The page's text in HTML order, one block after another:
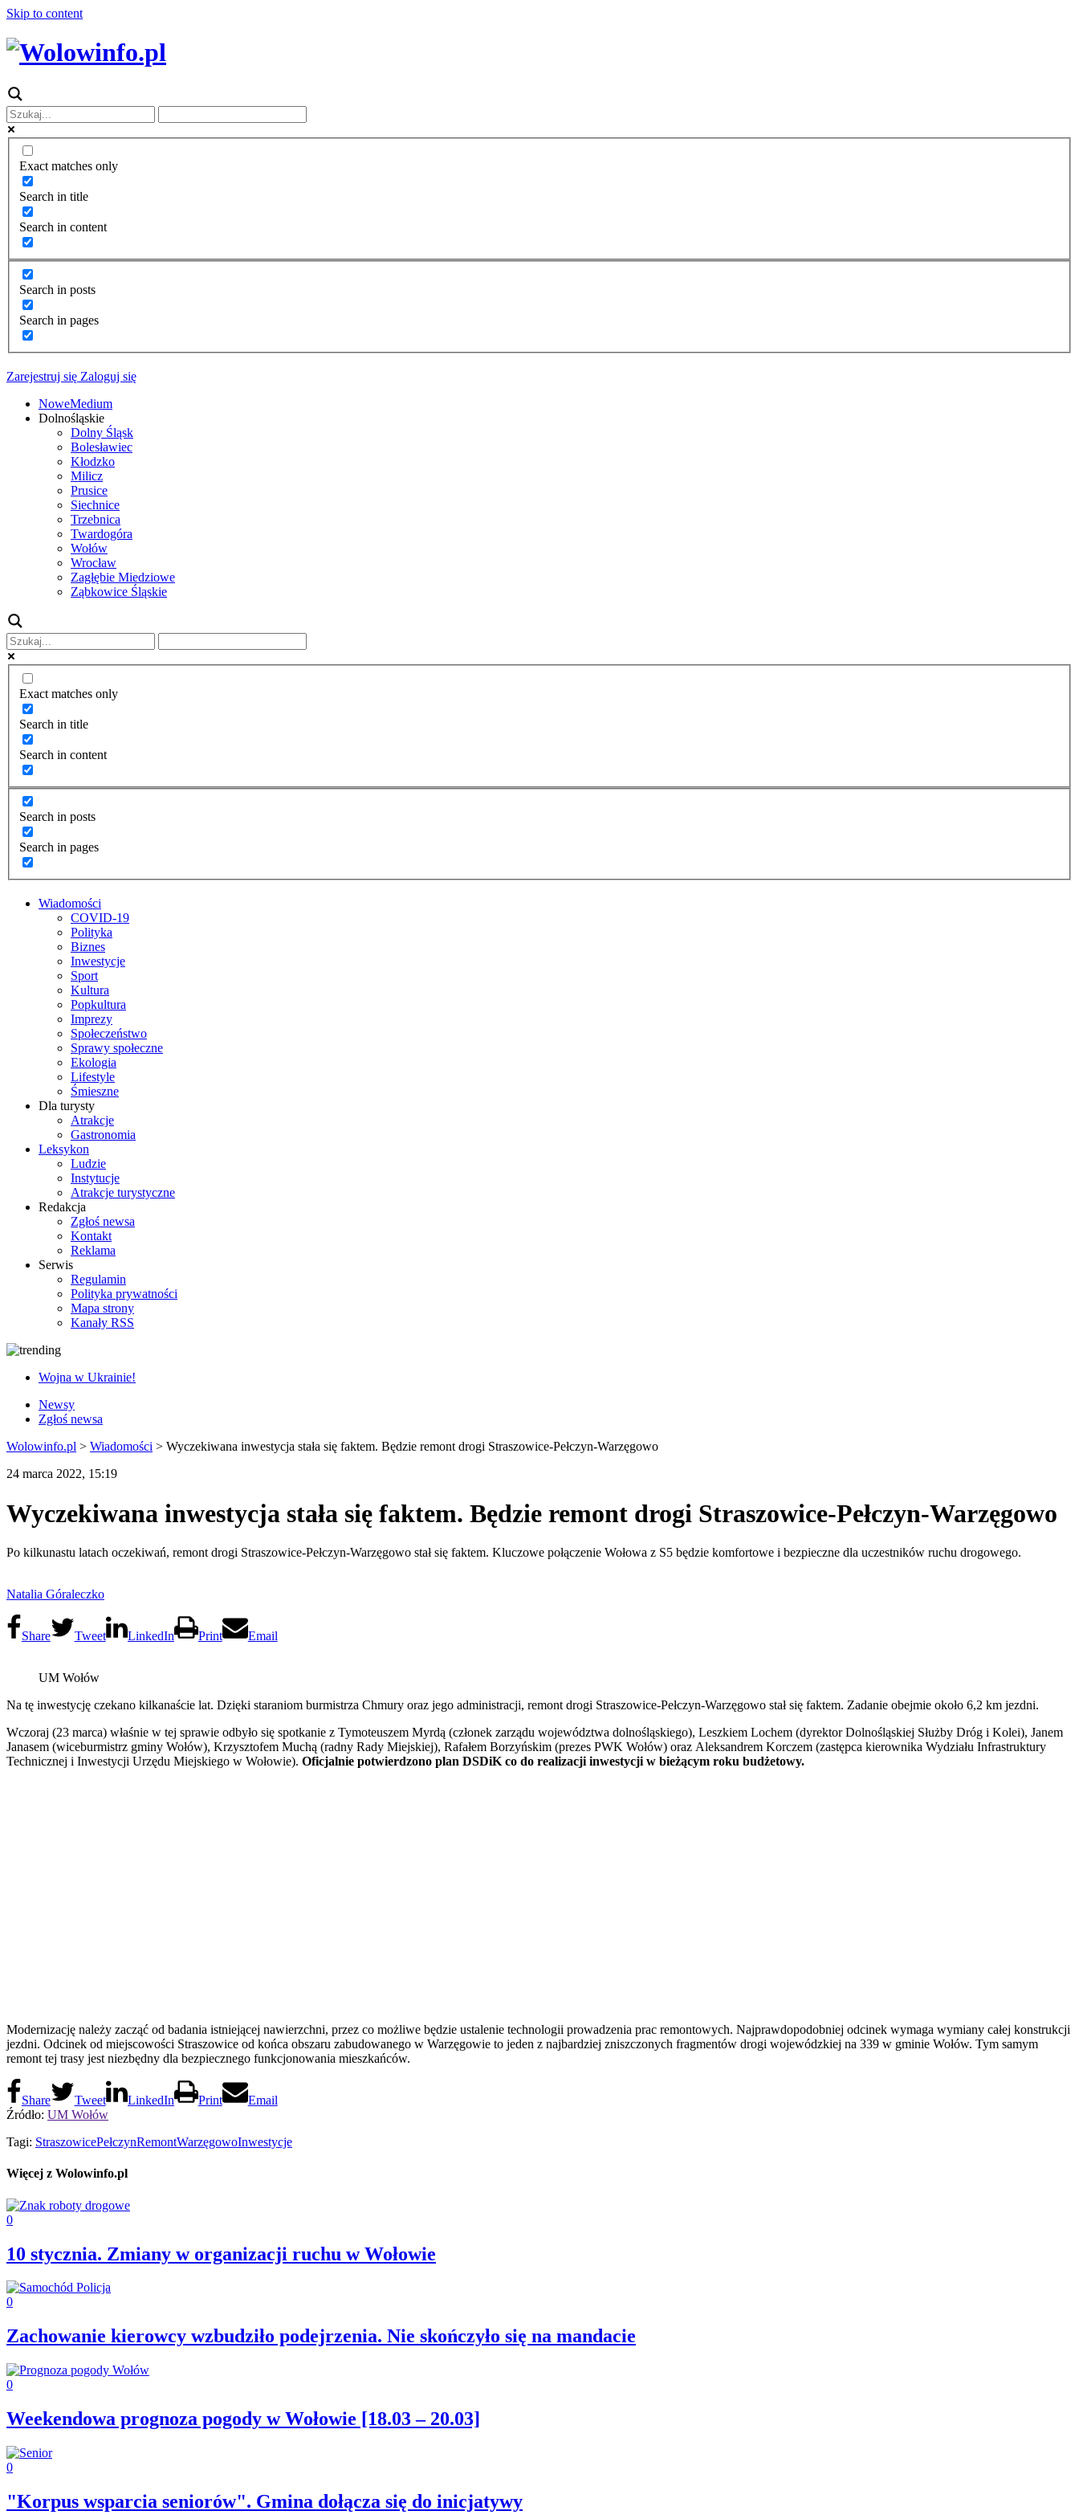
Skip to content
Exact matches only
Search in title
Search in content
Search in posts
Search in pages
Zarejestruj się Zaloguj się
NoweMedium
Dolnośląskie
Dolny Śląsk
Bolesławiec
Kłodzko
Milicz
Prusice
Siechnice
Trzebnica
Twardogóra
Wołów
Wrocław
Zagłębie Miedziowe
Ząbkowice Śląskie
Exact matches only
Search in title
Search in content
Search in posts
Search in pages
Wiadomości
COVID-19
Polityka
Biznes
Inwestycje
Sport
Kultura
Popkultura
Imprezy
Społeczeństwo
Sprawy społeczne
Ekologia
Lifestyle
Śmieszne
Dla turysty
Atrakcje
Gastronomia
Leksykon
Ludzie
Instytucje
Atrakcje turystyczne
Redakcja
Zgłoś newsa
Kontakt
Reklama
Serwis
Regulamin
Polityka prywatności
Mapa strony
Kanały RSS
Wojna w Ukrainie!
Newsy
Zgłoś newsa
Wolowinfo.pl > Wiadomości > Wyczekiwana inwestycja stała się faktem. Będzie remont drogi Straszowice-Pełczyn-Warzęgowo
24 marca 2022, 15:19
Wyczekiwana inwestycja stała się faktem. Będzie remont drogi Straszowice-Pełczyn-Warzęgowo
Po kilkunastu latach oczekiwań, remont drogi Straszowice-Pełczyn-Warzęgowo stał się faktem. Kluczowe połączenie Wołowa z S5 będzie komfortowe i bezpieczne dla uczestników ruchu drogowego.
Natalia Góraleczko
Share Tweet LinkedIn Print Email
UM Wołów
Na tę inwestycję czekano kilkanaście lat. Dzięki staraniom burmistrza Chmury oraz jego administracji, remont drogi Straszowice-Pełczyn-Warzęgowo stał się faktem. Zadanie obejmie około 6,2 km jezdni.
Wczoraj (23 marca) właśnie w tej sprawie odbyło się spotkanie z Tymoteuszem Myrdą (członek zarządu województwa dolnośląskiego), Leszkiem Lochem (dyrektor Dolnośląskiej Służby Dróg i Kolei), Janem
Janasem (wiceburmistrz gminy Wołów), Krzysztofem Muchą (radny Rady Miejskiej), Rafałem Borzyńskim (prezes PWK Wołów) oraz Aleksandrem Korczem (zastępca kierownika Wydziału Infrastruktury
Technicznej i Inwestycji Urzędu Miejskiego w Wołowie). Oficjalnie potwierdzono plan DSDiK co do realizacji inwestycji w bieżącym roku budżetowy.
Modernizację należy zacząć od badania istniejącej nawierzchni, przez co możliwe będzie ustalenie technologii prowadzenia prac remontowych. Najprawdopodobniej odcinek wymaga wymiany całej konstrukcji
jezdni. Odcinek od miejscowości Straszowice od końca obszaru zabudowanego w Warzęgowie to jeden z najbardziej zniszczonych fragmentów drogi wojewódzkiej na 339 w gminie Wołów. Tym samym
remont tej trasy jest niezbędny dla bezpiecznego funkcjonowania mieszkańców.
Share Tweet LinkedIn Print
Email
Źródło: UM Wołów
Tagi: StraszowicePełczynRemontWarzęgowoInwestycje
Więcej z Wolowinfo.pl
0
10 stycznia. Zmiany w organizacji ruchu w Wołowie
0
Zachowanie kierowcy wzbudziło podejrzenia. Nie skończyło się na mandacie
0
Weekendowa prognoza pogody w Wołowie [18.03 – 20.03]
0
"Korpus wsparcia seniorów". Gmina dołącza się do inicjatywy